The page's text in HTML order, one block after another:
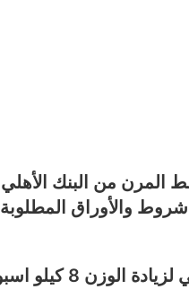
المرن من البنك الأهلي
والأوراق المطلوبة
الوزن 8 كيلو اسبوعيا